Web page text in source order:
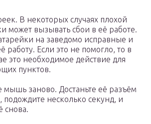
В некоторых случаях плохой
может вызывать сбои в её работе.
на заведомо исправные и
работу. Если это не помогло, то в
это необходимое действие для
пунктов.
мышь заново. Достаньте её разъём
подождите несколько секунд, и
снова.